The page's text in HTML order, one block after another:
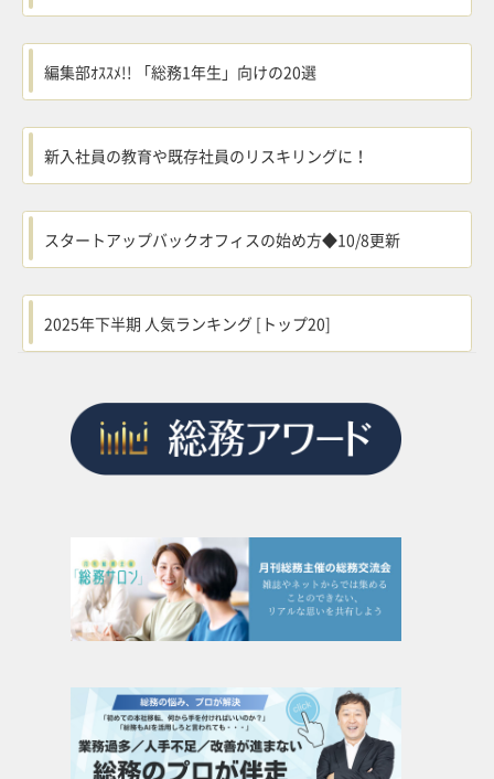
編集部ｵｽｽﾒ!! 「総務1年生」向けの20選
新入社員の教育や既存社員のリスキリングに！
スタートアップバックオフィスの始め方◆10/8更新
2025年下半期 人気ランキング [トップ20]